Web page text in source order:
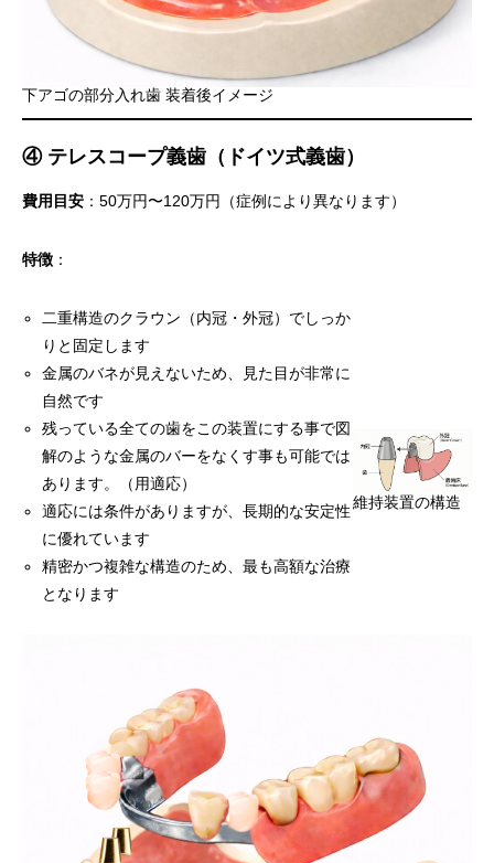
下アゴの部分入れ歯 装着後イメージ
④ テレスコープ義歯（ドイツ式義歯）
費用目安 ：50万円〜120万円（症例により異なります）
特徴 ：
二重構造のクラウン（内冠・外冠）でしっか
りと固定します
金属のバネが見えないため、見た目が非常に
自然です
残っている全ての歯をこの装置にする事で図
解のような金属のバーをなくす事も可能では
あります。（用適応）
適応には条件がありますが、長期的な安定性
に優れています
精密かつ複雑な構造のため、最も高額な治療
となります
維持装置の構造